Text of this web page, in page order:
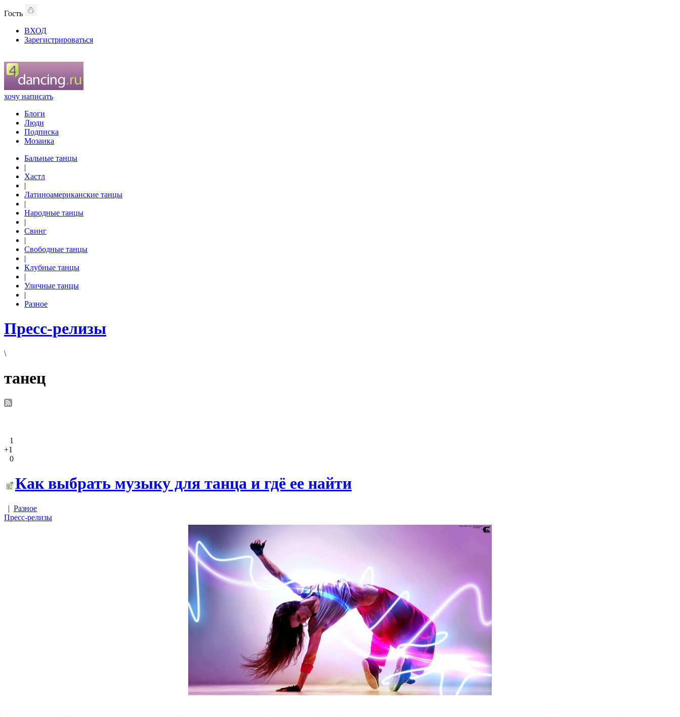
Гость
ВХОД
Зарегистрироваться
хочу написать
Блоги
Люди
Подписка
Мозаика
Бальные танцы
|
Хастл
|
Латиноамериканские танцы
|
Народные танцы
|
Свинг
|
Свободные танцы
|
Клубные танцы
|
Уличные танцы
|
Разное
Пресс-релизы
\
танец
1
+1
0
Как выбрать музыку для танца и гдё ее найти
| Разное
Пресс-релизы